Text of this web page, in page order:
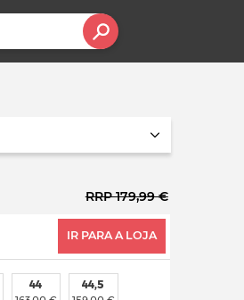
RRP 179,99 €
IR PARA A LOJA
44 44,5